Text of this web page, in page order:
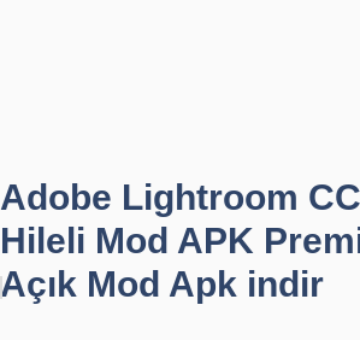
Adobe Lightroom
Hileli Mod APK
Açık Mod Apk indir